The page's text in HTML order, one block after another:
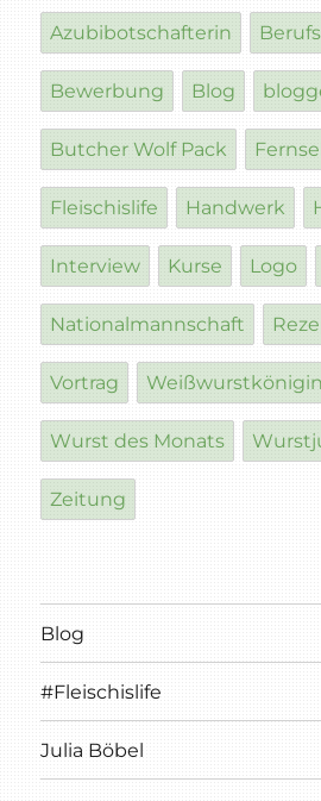
Azubibotschafterin
Bewerbung Blog
Butcher Wolf Pack
Fleischislife Handwerk
Interview Kurse Logo
Nationalmannschaft
Vortrag Weißwurstkönigin
Wurst des Monats
Zeitung
Blog
#Fleischislife
Julia Böbel